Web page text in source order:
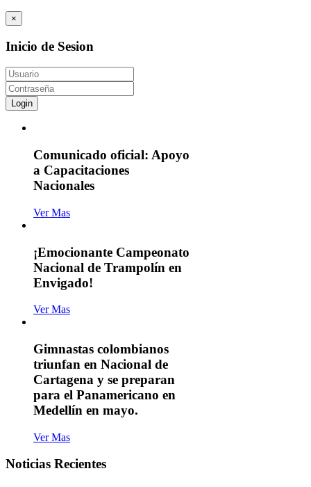
×
Inicio de Sesion
Login
Comunicado oficial: Apoyo
a Capacitaciones
Nacionales
Ver Mas
¡Emocionante Campeonato
Nacional de Trampolín en
Envigado!
Ver Mas
Gimnastas colombianos
triunfan en Nacional de
Cartagena y se preparan
para el Panamericano en
Medellín en mayo.
Ver Mas
Noticias Recientes